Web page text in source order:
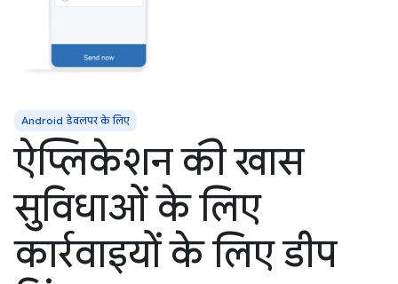
Android डेवलपर के लिए
ऐप्लिकेशन की खास
सुविधाओं के लिए
कार्रवाइयों के लिए डीप